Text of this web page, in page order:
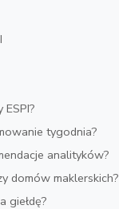
ESPI?
tygodnia?
analityków?
domów maklerskich?
giełdę?